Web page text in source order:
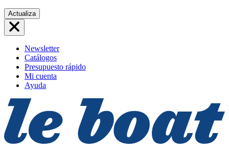
Saltar
al
contenido
Actualiza
Newsletter
Catálogos
Presupuesto rápido
Mi cuenta
Ayuda